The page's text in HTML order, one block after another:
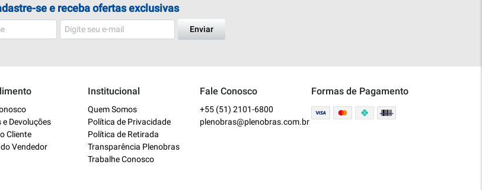
se e receba ofertas exclusivas
Enviar
e Devoluções
Cliente
Vendedor
Institucional
Quem Somos
Política de Privacidade
Política de Retirada
Transparência Plenobras
Trabalhe Conosco
Fale Conosco
+55 (51) 2101-6800
plenobras@plenobras.com.br
Formas de Pagamento